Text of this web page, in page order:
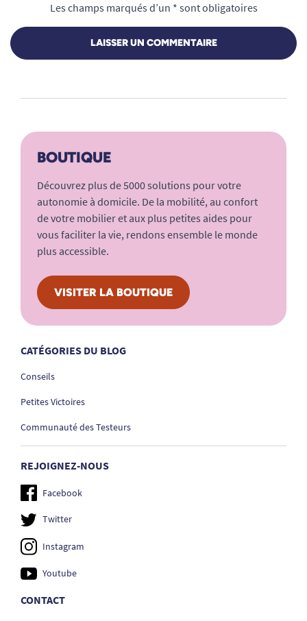
Les champs marqués d’un * sont obligatoires
LAISSER UN COMMENTAIRE
BOUTIQUE
Découvrez plus de 5000 solutions pour votre
autonomie à domicile. De la mobilité, au confort
de votre mobilier et aux plus petites aides pour
vous faciliter la vie, rendons ensemble le monde
plus accessible.
VISITER LA BOUTIQUE
CATÉGORIES DU BLOG
Conseils
Petites Victoires
Communauté des Testeurs
REJOIGNEZ-NOUS
Facebook
Twitter
Instagram
Youtube
CONTACT